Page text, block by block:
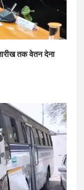
तक वेतन देना